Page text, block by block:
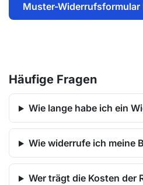
Muster-Widerrufsformular
Häufige Fragen
Wie lange habe ich ein
Wie widerrufe ich meine
Wer trägt die Kosten der